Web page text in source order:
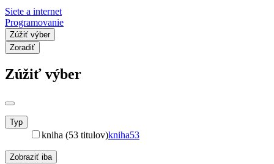
Siete a internet
Programovanie
Zúžiť výber
Zoradiť
Zúžiť výber
Typ
kniha (53 titulov)kniha53
Zobraziť iba